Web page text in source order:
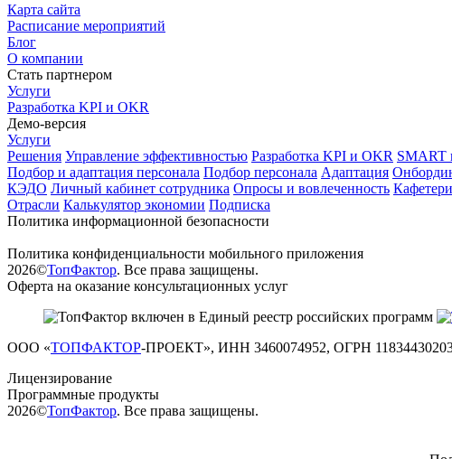
Карта сайта
Расписание мероприятий
Блог
О компании
Стать партнером
Услуги
Разработка KPI и OKR
Демо-версия
Услуги
Решения Управление эффективностью Разработка KPI и OKR SMART
Подбор и адаптация персонала Подбор персонала Адаптация
КЭДО Личный кабинет сотрудника Опросы и вовлеченность
Отрасли Калькулятор экономии Подписка
Политика информационной безопасности
Политика конфиденциальности мобильного приложения
2026©ТопФактор. Все права защищены.
Оферта на оказание консультационных услуг
ООО «ТОПФАКТОР-ПРОЕКТ», ИНН 3460074952, ОГРН
Лицензирование
Программные продукты
2026©ТопФактор. Все права защищены.